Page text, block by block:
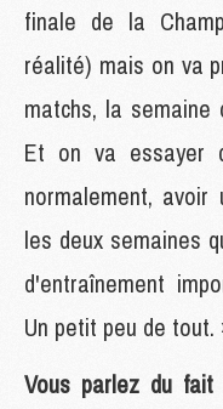
finale de la
réalité) mais on va
matchs, la
Et on va essayer
normalement,
les deux semaines
d'entraînement
Un petit peu de tout.
Vous parlez du